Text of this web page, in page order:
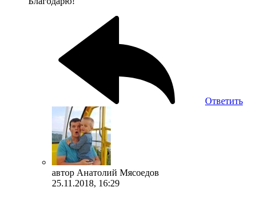
Ответить
автор Анатолий Мясоедов
25.11.2018, 16:29